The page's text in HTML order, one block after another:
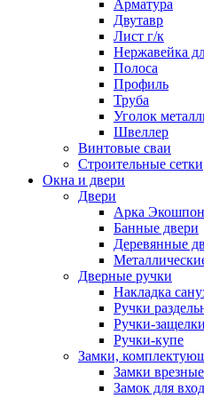
Арматура
Двутавр
Лист г/к
Нержавейка
Полоса
Профиль
Труба
Уголок
Швеллер
Винтовые сваи
Строительные сетки
Окна и двери
Двери
Арка Экошпон
Банные двери
Деревянные
Дверные ручки
Накладка
Ручки
Ручки-защелки
Ручки-купе
Замки,
Замки врезные
Замок для